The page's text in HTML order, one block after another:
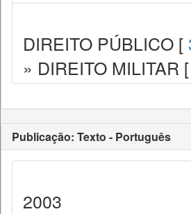
DIREITO PÚBLICO [
» DIREITO MILITAR [
Publicação: Texto - Português
2003